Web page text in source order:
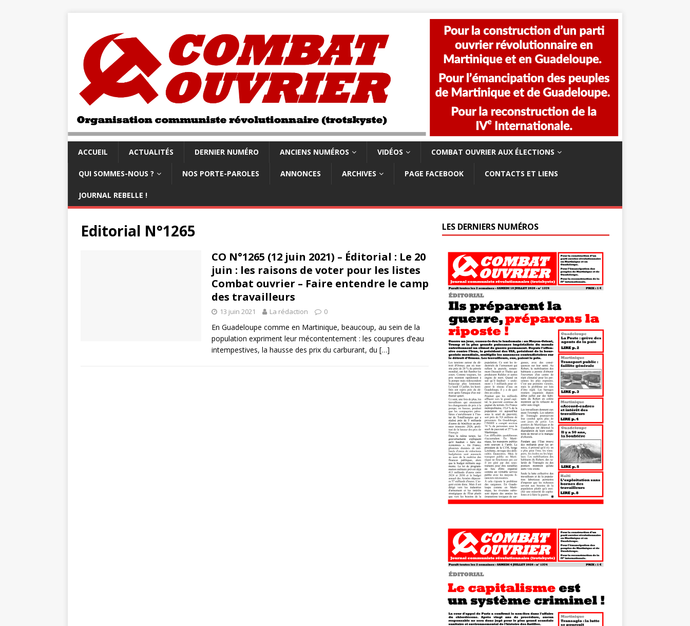
ACCUEIL ACTUALITÉS DERNIER NUMÉRO ANCIENS NUMÉROS VIDÉOS COMBAT OUVRIER AUX ÉLECTIONS
QUI SOMMES-NOUS ? NOS PORTE-PAROLES ANNONCES ARCHIVES PAGE FACEBOOK CONTACTS ET LIENS
JOURNAL REBELLE !
Editorial N°1265
CO N°1265 (12 juin 2021) – Éditorial : Le 20
juin : les raisons de voter pour les listes
Combat ouvrier – Faire entendre le camp
des travailleurs
13 juin 2021 La rédaction 0
En Guadeloupe comme en Martinique, beaucoup, au sein de la
population expriment leur mécontentement : les coupures d’eau
intempestives, la hausse des prix du carburant, du […]
LES DERNIERS NUMÉROS